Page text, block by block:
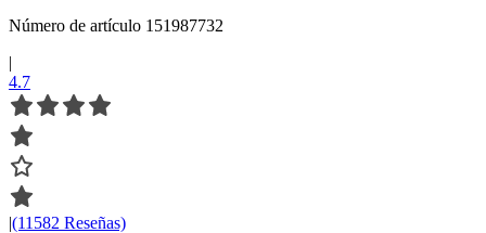
Número de artículo 151987732
|
4.7
|(11582 Reseñas)